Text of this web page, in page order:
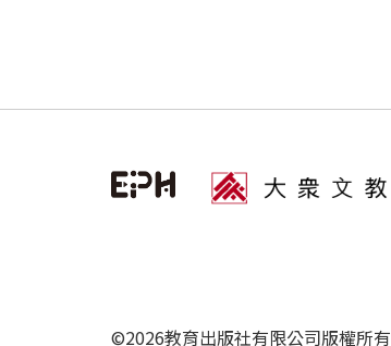
©2026教育出版社有限公司版權所有